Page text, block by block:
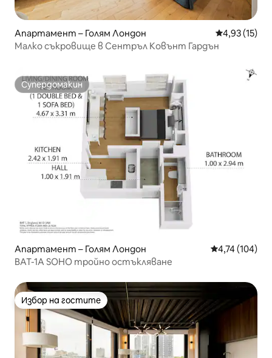
Апартамент – Голям Лондон Средна
4,93 (15)
Малко съкровище в Сентръл Ковънт Гардън
Супердомакин
Супердомакин
Апартамент – Голям Лондон Средна
4,74 (104)
BAT-1A SOHO тройно остъкляване
Избор на гостите
Избор на гостите